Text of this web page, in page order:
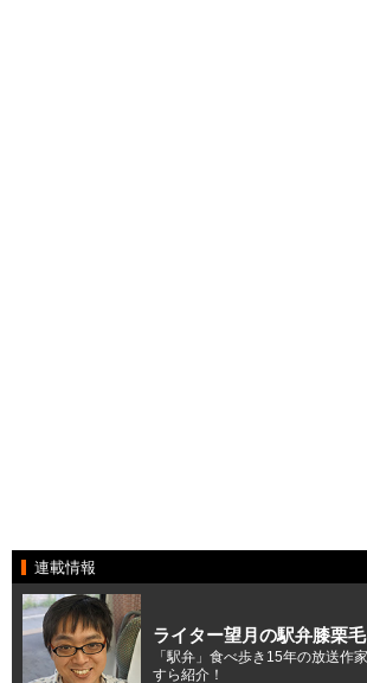
連載情報
ライター望月の駅弁膝栗毛
「駅弁」食べ歩き15年の放送作
すら紹介！